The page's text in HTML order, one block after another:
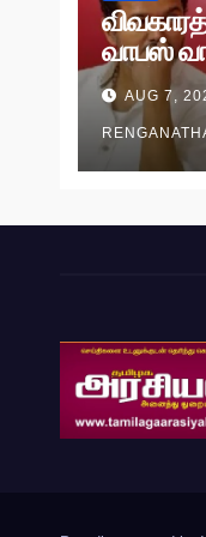
வாபஸ்
வழக்கு
AUG 7,